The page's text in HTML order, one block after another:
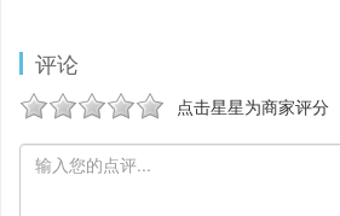
评论
点击星星为商家评分